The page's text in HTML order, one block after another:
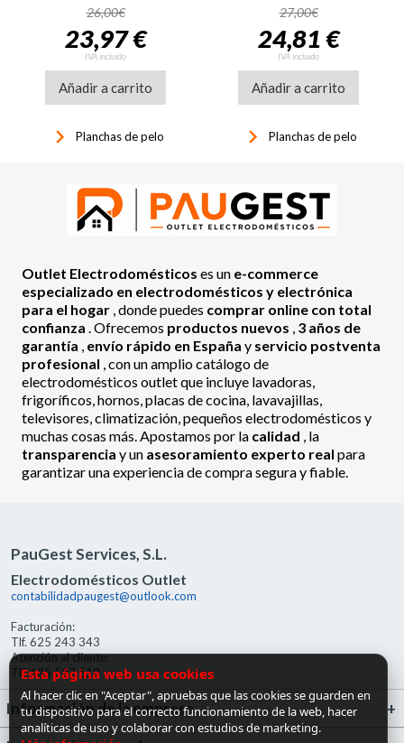
26,00€
23,97 €
IVA incluido
Añadir a carrito
keyboard_arrow_right Planchas de pelo
27,00€
24,81 €
IVA incluido
Añadir a carrito
keyboard_arrow_right Planchas de pelo
Outlet Electrodomésticos es un e-commerce
especializado en electrodomésticos y electrónica
para el hogar , donde puedes comprar online con total
confianza . Ofrecemos productos nuevos , 3 años de
garantía , envío rápido en España y servicio postventa
profesional , con un amplio catálogo de
electrodomésticos outlet que incluye lavadoras,
frigoríficos, hornos, placas de cocina, lavavajillas,
televisores, climatización, pequeños electrodomésticos y
muchas cosas más. Apostamos por la calidad , la
transparencia y un asesoramiento experto real para
garantizar una experiencia de compra segura y fiable.
PauGest Services, S.L.
Electrodomésticos Outlet
contabilidadpaugest@outlook.com
Facturación:
Tlf. 625 243 343
Atención al cliente:
Tlf. 685 527 519
Información de la empresa
Esta página web usa cookies
Al hacer clic en "Aceptar", apruebas que las cookies se guarden en
tu dispositivo para el correcto funcionamiento de la web, hacer
analíticas de uso y colaborar con estudios de marketing.